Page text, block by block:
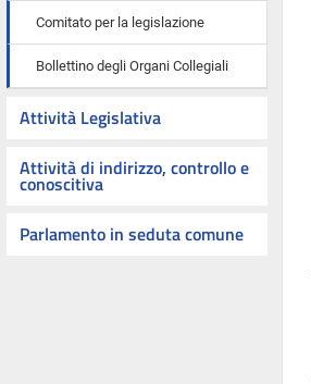
Comitato per la legislazione
Bollettino degli Organi Collegiali
Attività Legislativa
Attività di indirizzo, controllo e
conoscitiva
Parlamento in seduta comune